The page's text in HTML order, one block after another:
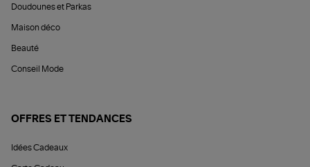
Doudounes et Parkas
Maison déco
Beauté
Conseil Mode
OFFRES ET TENDANCES
Idées Cadeaux